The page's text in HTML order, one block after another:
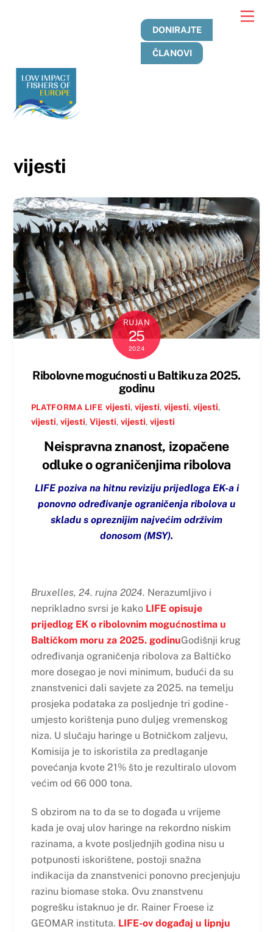
DONIRAJTE
ČLANOVI
vijesti
RUJAN
25
2024
Ribolovne mogućnosti u Baltiku za 2025.
godinu
PLATFORMA LIFE vijesti, vijesti, vijesti, vijesti,
vijesti, vijesti, Vijesti, vijesti, vijesti
Neispravna znanost, izopačene
odluke o ograničenjima ribolova
LIFE poziva na hitnu reviziju prijedloga EK-a i
ponovno određivanje ograničenja ribolova u
skladu s opreznijim najvećim održivim
donosom (MSY).
Bruxelles, 24. rujna 2024. Nerazumljivo i
neprikladno svrsi je kako LIFE opisuje
prijedlog EK o ribolovnim mogućnostima u
Baltičkom moru za 2025. godinuGodišnji krug
određivanja ograničenja ribolova za Baltičko
more dosegao je novi minimum, budući da su
znanstvenici dali savjete za 2025. na temelju
prosjeka podataka za posljednje tri godine -
umjesto korištenja puno duljeg vremenskog
niza. U slučaju haringe u Botničkom zaljevu,
Komisija je to iskoristila za predlaganje
povećanja kvote 21% što je rezultiralo ulovom
većim od 66 000 tona.
S obzirom na to da se to događa u vrijeme
kada je ovaj ulov haringe na rekordno niskim
razinama, a kvote posljednjih godina nisu u
potpunosti iskorištene, postoji snažna
indikacija da znanstvenici ponovno precjenjuju
razinu biomase stoka. Ovu znanstvenu
pogrešku istaknuo je dr. Rainer Froese iz
GEOMAR instituta. LIFE-ov događaj u lipnju